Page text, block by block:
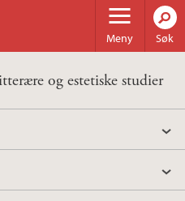
Meny Søk
og estetiske studier